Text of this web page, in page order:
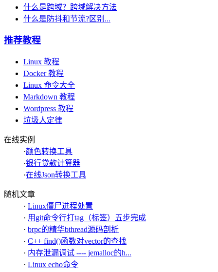
什么是跨域？跨域解决方法
什么是防抖和节流?区别...
推荐教程
Linux 教程
Docker 教程
Linux 命令大全
Markdown 教程
Wordpress 教程
垃圾人定律
在线实例
·颜色转换工具
·银行贷款计算器
·在线Json转换工具
随机文章
· Linux僵尸进程处置
· 用git命令行打tag（标签）五步完成
· brpc的精华bthread源码剖析
· C++ find()函数对vector的查找
· 内存泄漏调试 ---- jemalloc的h...
· Linux echo命令